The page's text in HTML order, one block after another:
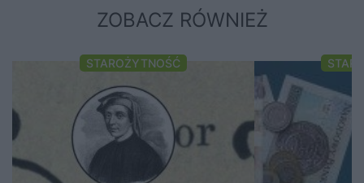
ZOBACZ RÓWNIEŻ
STAROŻYTNOŚĆ